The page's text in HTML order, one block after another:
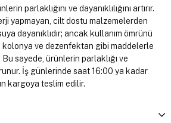
parlaklığını ve dayanıklılığını artırır.
yapmayan, cilt dostu malzemelerden
dayanıklıdır; ancak kullanım ömrünü
kolonya ve dezenfektan gibi maddelerle
sayede, ürünlerin parlaklığı ve
İş günlerinde saat 16:00 ya kadar
kargoya teslim edilir.